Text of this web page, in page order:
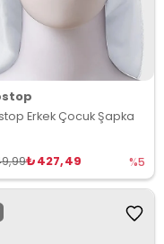
Erkek Çocuk Şapka
₺427,49 %5